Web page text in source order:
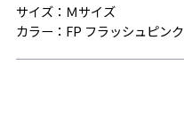
サイズ：Ｍサイズ
カラー：FP フラッシュピンク